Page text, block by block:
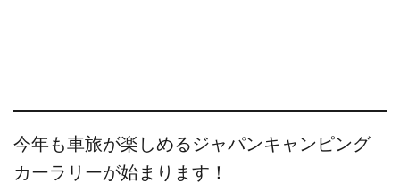
今年も車旅が楽しめるジャパンキャンピング
カーラリーが始まります！